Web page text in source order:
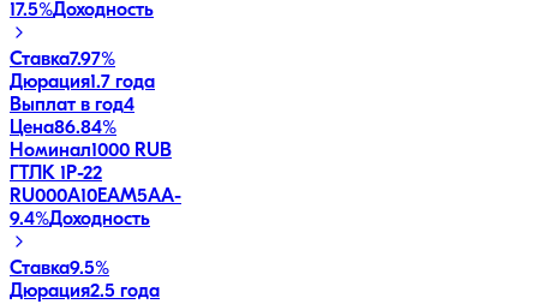
17.5%Доходность
Ставка7.97%
Дюрация1.7 года
Выплат в год4
Цена86.84%
Номинал1000 RUB
ГТЛК 1P-22
RU000A10EAM5AA-
9.4%Доходность
Ставка9.5%
Дюрация2.5 года